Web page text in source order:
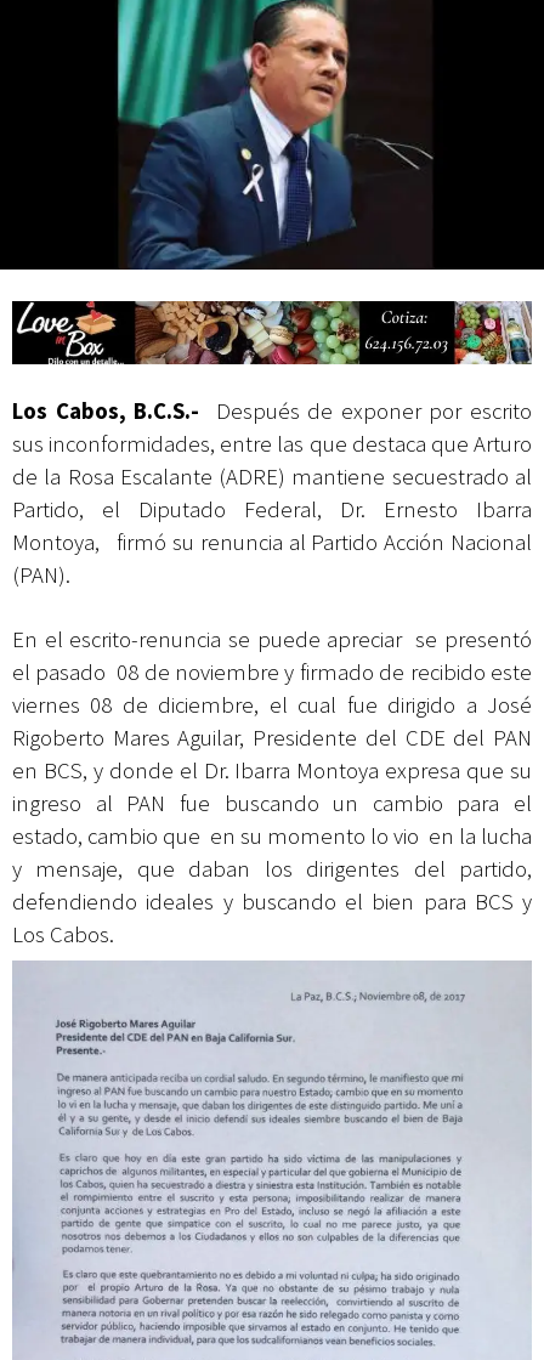
Campesina
Los Cabos, B.C.S.-
Después de exponer por escrito
sus inconformidades, entre las que destaca que Arturo
de la Rosa Escalante (ADRE) mantiene secuestrado al
Partido, el Diputado Federal, Dr. Ernesto Ibarra
Montoya, firmó su renuncia al Partido Acción Nacional
(PAN).
En el escrito-renuncia se puede apreciar se presentó
el pasado 08 de noviembre y firmado de recibido este
viernes 08 de diciembre, el cual fue dirigido a José
Rigoberto Mares Aguilar, Presidente del CDE del PAN
en BCS, y donde el Dr. Ibarra Montoya expresa que su
ingreso al PAN fue buscando un cambio para el
estado, cambio que en su momento lo vio en la lucha
y mensaje, que daban los dirigentes del partido,
defendiendo ideales y buscando el bien para BCS y
Los Cabos.